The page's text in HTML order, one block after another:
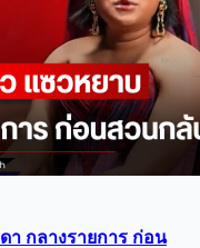
า กลางรายการ ก่อน